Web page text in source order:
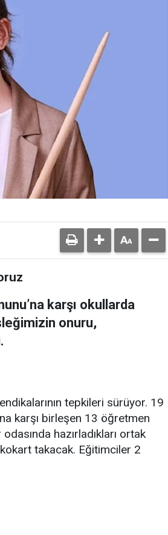
karşı okullarda
onuru,
tepkileri sürüyor. 19
karşı birleşen 13 öğretmen
hazırladıkları ortak
takacak. Eğitimciler 2